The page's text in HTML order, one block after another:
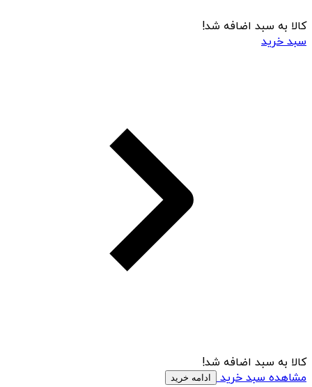
کالا به سبد اضافه شد!
سبد خرید
کالا به سبد اضافه شد!
مشاهده سبد خرید
ادامه خرید